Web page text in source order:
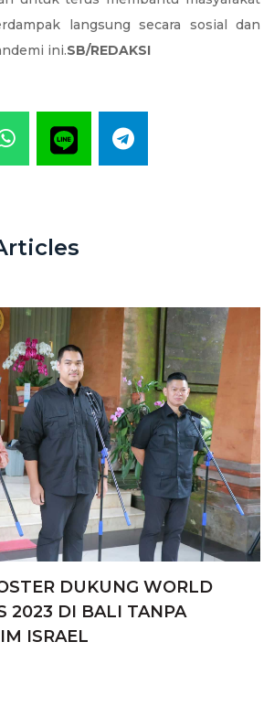
langsung secara sosial dan
ini.SB/REDAKSI
DUKUNG WORLD
2023 DI BALI TANPA
ISRAEL